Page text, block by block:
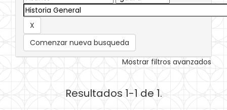
Comenzar nueva busqueda
Mostrar filtros avanzados
Resultados 1-1 de 1.